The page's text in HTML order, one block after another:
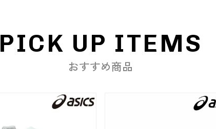
PICK UP ITEMS
おすすめ商品